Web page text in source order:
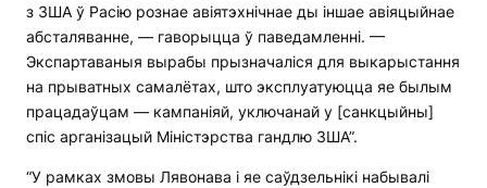
з ЗША ў Расію рознае авіятэхнічнае ды іншае авіяцыйнае
абсталяванне, — гаворыцца ў паведамленні. —
Экспартаваныя вырабы прызначаліся для выкарыстання
на прыватных самалётах, што эксплуатуюцца яе былым
працадаўцам — кампаніяй, уключанай у [санкцыйны]
спіс арганізацый Міністэрства гандлю ЗША”.
“У рамках змовы Лявонава і яе саўдзельнікі набывалі